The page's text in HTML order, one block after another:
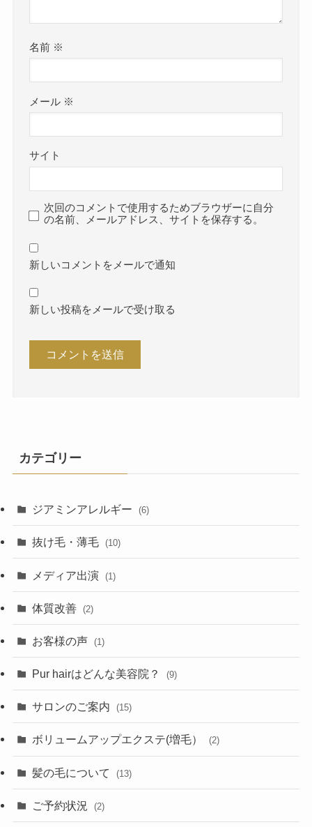
名前 ※
メール ※
サイト
次回のコメントで使用するためブラウザーに自分
の名前、メールアドレス、サイトを保存する。
新しいコメントをメールで通知
新しい投稿をメールで受け取る
カテゴリー
ジアミンアレルギー (6)
抜け毛・薄毛 (10)
メディア出演 (1)
体質改善 (2)
お客様の声 (1)
Pur hairはどんな美容院？ (9)
サロンのご案内 (15)
ボリュームアップエクステ(増毛） (2)
髪の毛について (13)
ご予約状況 (2)